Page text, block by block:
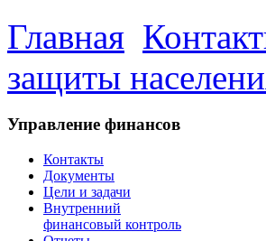
Главная
защиты
Управление финансов
Контакты
Документы
Цели и задачи
Внутренний
финансовый контроль